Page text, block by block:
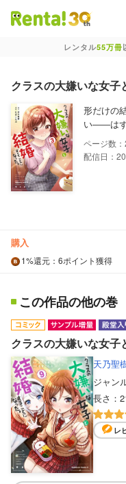
レンタル55万冊
クラスの大嫌いな女子
形だけの
い――はず
配信日：
購入
1%還元 ：6ポイント獲得
この作品の他の巻
クラスの大嫌いな女子
天乃聖
ジャン
長さ：
レ